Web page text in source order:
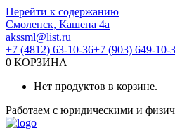
Перейти к содержанию
Смоленск, Кашена 4а
akssml@list.ru
+7 (4812) 63-10-36+7 (903) 649-10-
0 КОРЗИНА
Нет продуктов в корзине.
Работаем с юридическими и